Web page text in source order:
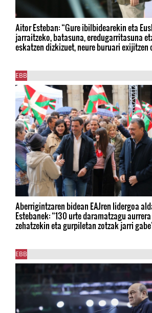
Aitor Esteban: “Gure ibilbidearekin eta
jarraitzeko, batasuna, eredugarritasuna
eskatzen dizkizuet, neure buruari exijitzen
EBB
Aberrigintzaren bidean EAJren lidergoa
Estebanek: “130 urte daramatzagu
zehatzekin eta gurpiletan zotzak jarri
EBB